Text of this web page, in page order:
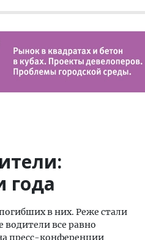
года
в них. Реже стали
водители все равно
пресс-конференции